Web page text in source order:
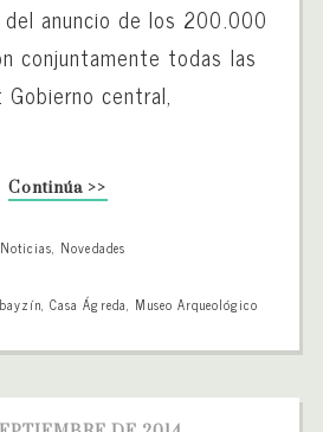
anuncio de los 200.000
conjuntamente todas las
central,
Continúa >>
Noticias, Novedades
,Casa Ágreda, Museo Arqueológico